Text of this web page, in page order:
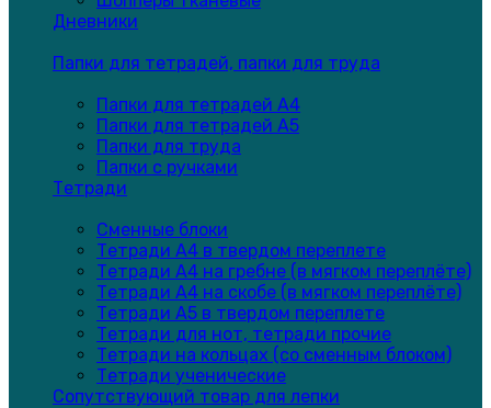
Дневники
Папки для тетрадей, папки для труда
Папки для тетрадей А4
Папки для тетрадей А5
Папки для труда
Папки с ручками
Тетради
Сменные блоки
Тетради А4 в твердом переплете
Тетради А4 на гребне (в мягком переплёте)
Тетради А4 на скобе (в мягком переплёте)
Тетради А5 в твердом переплете
Тетради для нот, тетради прочие
Тетради на кольцах (со сменным блоком)
Тетради ученические
Сопутствующий товар для лепки